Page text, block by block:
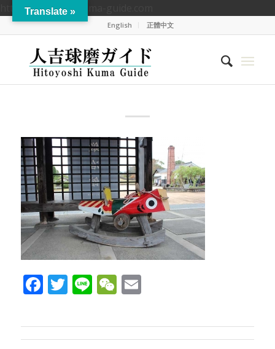
https://hitoyoshikuma-guide.com
English 正體中文
Facebook
Twitter
LineWeChat
Email
Translate »